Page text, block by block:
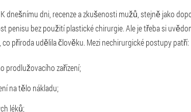
dnešnímu dni, recenze a zkušenosti mužů, stejně jako
penisu bez použití plastické chirurgie. Ale je třeba si
příroda udělila člověku. Mezi nechirurgické postupy patří:
prodlužovacího zařízení;
na tělo nákladu;
léků;